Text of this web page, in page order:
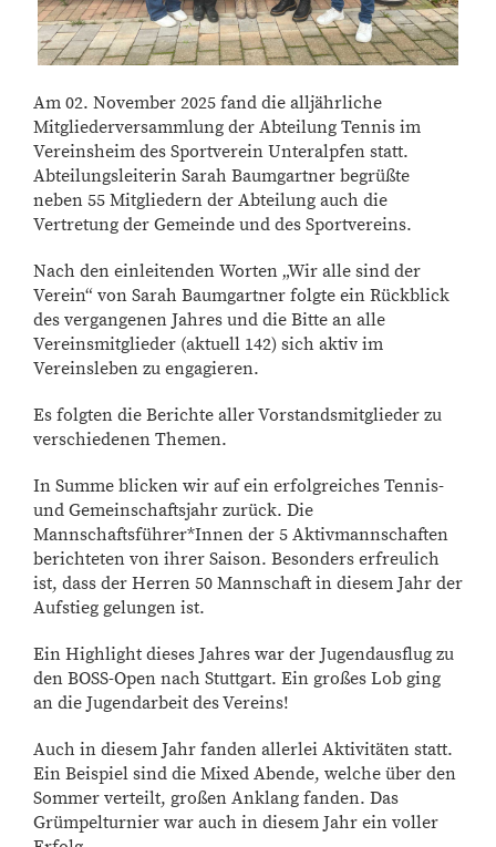
Am 02. November 2025 fand die alljährliche
Mitgliederversammlung der Abteilung Tennis im
Vereinsheim des Sportverein Unteralpfen statt.
Abteilungsleiterin Sarah Baumgartner begrüßte
neben 55 Mitgliedern der Abteilung auch die
Vertretung der Gemeinde und des Sportvereins.
Nach den einleitenden Worten „Wir alle sind der
Verein“ von Sarah Baumgartner folgte ein Rückblick
des vergangenen Jahres und die Bitte an alle
Vereinsmitglieder (aktuell 142) sich aktiv im
Vereinsleben zu engagieren.
Es folgten die Berichte aller Vorstandsmitglieder zu
verschiedenen Themen.
In Summe blicken wir auf ein erfolgreiches Tennis-
und Gemeinschaftsjahr zurück. Die
Mannschaftsführer*Innen der 5 Aktivmannschaften
berichteten von ihrer Saison. Besonders erfreulich
ist, dass der Herren 50 Mannschaft in diesem Jahr der
Aufstieg gelungen ist.
Ein Highlight dieses Jahres war der Jugendausflug zu
den BOSS-Open nach Stuttgart. Ein großes Lob ging
an die Jugendarbeit des Vereins!
Auch in diesem Jahr fanden allerlei Aktivitäten statt.
Ein Beispiel sind die Mixed Abende, welche über den
Sommer verteilt, großen Anklang fanden. Das
Grümpelturnier war auch in diesem Jahr ein voller